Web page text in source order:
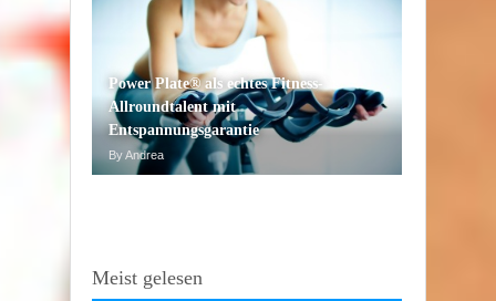
Power Plate® als echtes Fitness-
Allroundtalent mit
Entspannungsgarantie
By Andrea
Meist gelesen